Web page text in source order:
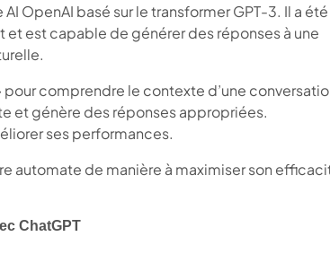
OpenAI basé sur le transformer GPT-3. Il a été
est capable de générer des réponses à une
comprendre le contexte d’une
et génère des réponses appropriées.
ses performances.
automate de manière à maximiser son
ChatGPT